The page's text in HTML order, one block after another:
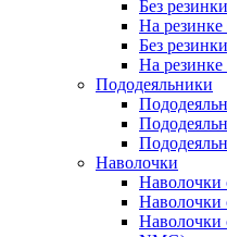
Без
На
Без
На
Пододеяльники
Наволочки
Наволочки
Наволочки
Наволочки